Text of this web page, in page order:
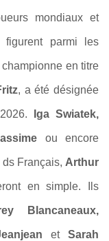
mondiaux et
figurent parmi les
en titre
, a été désignée
Iga Swiatek,
ou encore
Français, Arthur
en simple. Ils
Blancaneaux,
etSarah